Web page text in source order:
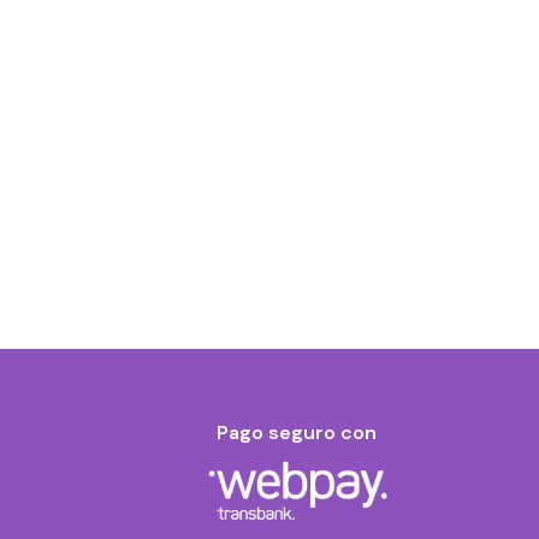
Pago seguro con